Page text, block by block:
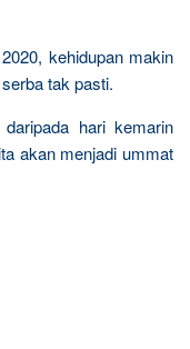
kehidupan makin
tak pasti.
hari kemarin
akan menjadi ummat